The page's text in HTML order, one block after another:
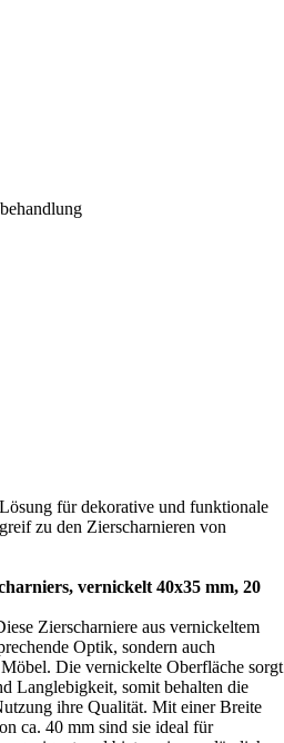
für dekorative und funktionale
zu den Zierscharnieren von
vernickelt 40x35 mm, 20
Zierscharniere aus vernickeltem
Optik, sondern auch
Die vernickelte Oberfläche sorgt
Langlebigkeit, somit behalten die
ihre Qualität. Mit einer Breite
ca. 40 mm sind sie ideal für